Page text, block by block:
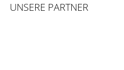
UNSERE PARTNER